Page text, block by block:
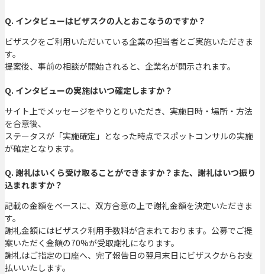
Q. インタビューはビザスクの人とおこなうのですか？
ビザスクをご利用いただいている企業の担当者とご実施いただきま
す。
提案後、事前の相談が開始されると、企業名が開示されます。
Q. インタビューの実施はいつ確定しますか？
サイト上でメッセージをやりとりいただき、実施日時・場所・方法
を合意後、
ステータスが「実施確定」となった時点でスポットコンサルの実施
が確定となります。
Q. 謝礼はいくら受け取ることができますか？また、謝礼はいつ振り
込まれますか？
記載の金額をベースに、双方合意の上で謝礼金額を決定いただきま
す。
謝礼金額にはビザスク利用手数料が含まれております。公募でご提
案いただく金額の70%が受取謝礼になります。
謝礼はご指定の口座へ、完了報告日の翌月末日にビザスクからお支
払いいたします。